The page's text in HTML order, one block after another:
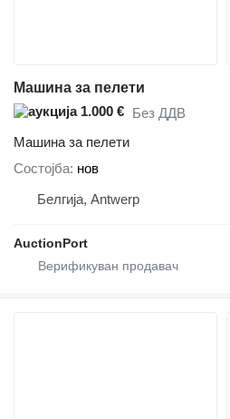
Машина за пелети
1.000 € Без ДДВ
Машина за пелети
Состојба нов
Белгија, Antwerp
AuctionPort